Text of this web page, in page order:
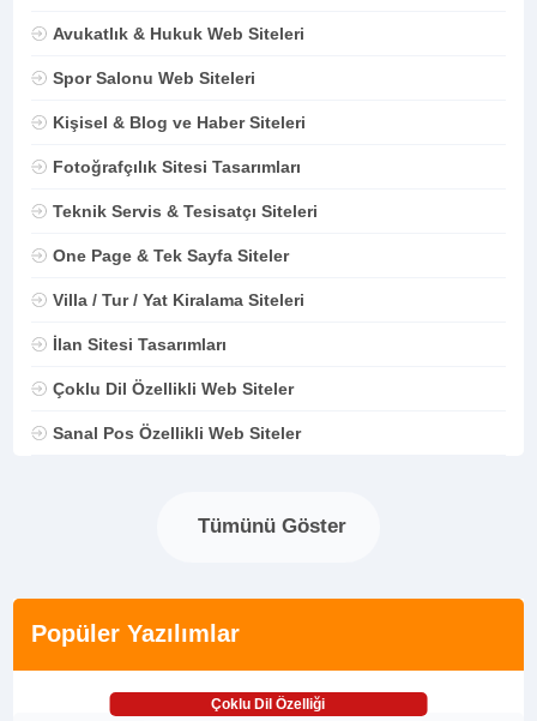
Avukatlık & Hukuk Web Siteleri
Spor Salonu Web Siteleri
Kişisel & Blog ve Haber Siteleri
Fotoğrafçılık Sitesi Tasarımları
Teknik Servis & Tesisatçı Siteleri
One Page & Tek Sayfa Siteler
Villa / Tur / Yat Kiralama Siteleri
İlan Sitesi Tasarımları
Çoklu Dil Özellikli Web Siteler
Sanal Pos Özellikli Web Siteler
Tümünü Göster
Popüler Yazılımlar
Çoklu Dil Özelliği